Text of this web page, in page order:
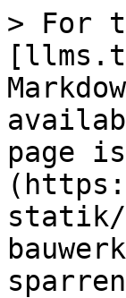
> For
page
statik/